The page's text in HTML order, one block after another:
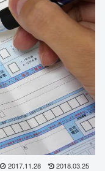
2017.11.28 2018.03.25